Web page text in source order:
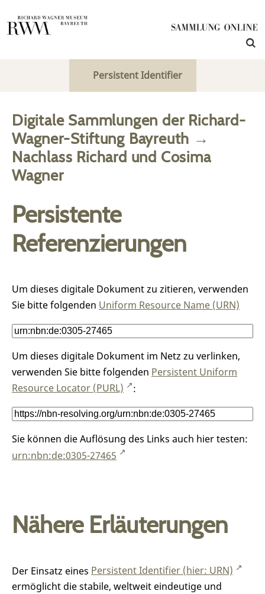
Persistent Identifier
Digitale Sammlungen der Richard-
Wagner-Stiftung Bayreuth →
Nachlass Richard und Cosima
Wagner
Persistente
Referenzierungen
Um dieses digitale Dokument zu zitieren, verwenden
Sie bitte folgenden Uniform Resource Name (URN)
Um dieses digitale Dokument im Netz zu verlinken,
verwenden Sie bitte folgenden Persistent Uniform
Resource Locator (PURL)
:
Sie können die Auflösung des Links auch hier testen:
urn:nbn:de:0305-27465
Nähere Erläuterungen
Der Einsatz eines Persistent Identifier (hier: URN)
ermöglicht die stabile, weltweit eindeutige und